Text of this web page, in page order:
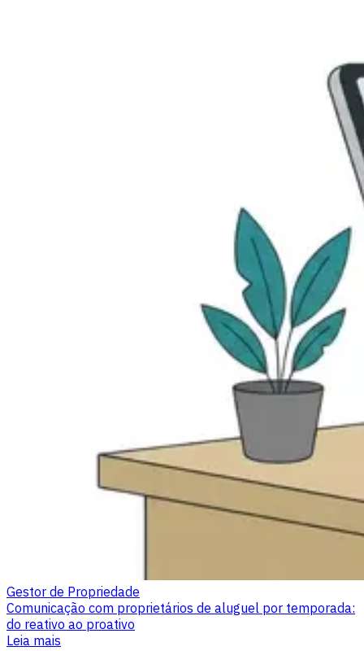
Gestor de Propriedade
Comunicação com proprietários de aluguel por temporada:
do reativo ao proativo
Leia mais